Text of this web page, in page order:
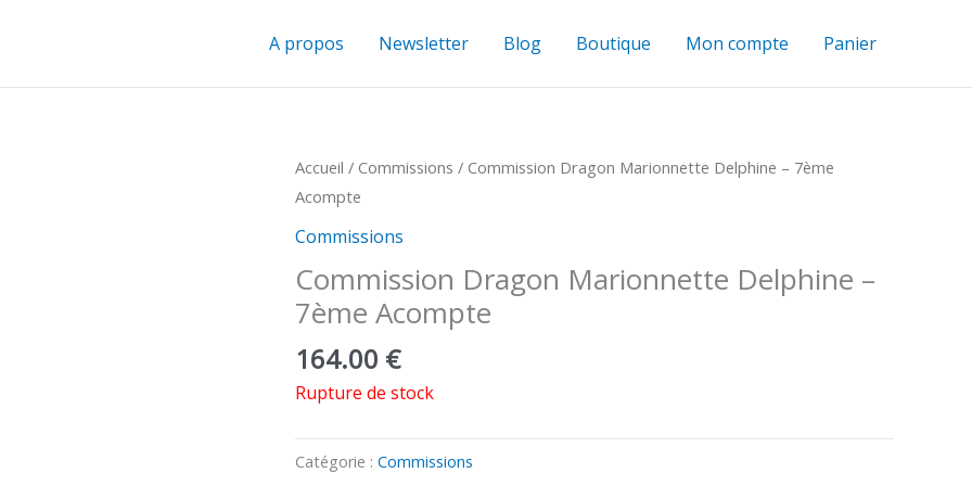
A propos Newsletter Blog Boutique Mon compte Panier
Accueil / Commissions / Commission Dragon Marionnette Delphine – 7ème
Acompte
Commissions
Commission Dragon Marionnette Delphine –
7ème Acompte
164.00 €
Rupture de stock
Catégorie : Commissions